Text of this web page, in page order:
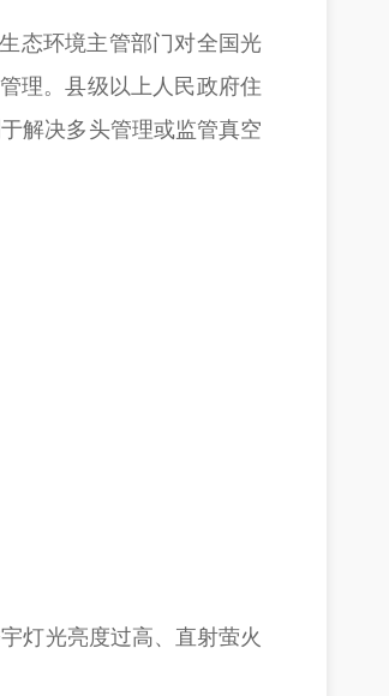
态环境主管部门对全国光
理。县级以上人民政府住
解决多头管理或监管真空
灯光亮度过高、直射萤火